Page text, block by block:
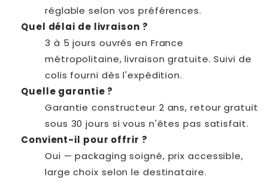
réglable selon vos préférences.
Quel délai de livraison ?
3 à 5 jours ouvrés en France
métropolitaine, livraison gratuite. Suivi de
colis fourni dès l'expédition.
Quelle garantie ?
Garantie constructeur 2 ans, retour gratuit
sous 30 jours si vous n'êtes pas satisfait.
Convient-il pour offrir ?
Oui — packaging soigné, prix accessible,
large choix selon le destinataire.